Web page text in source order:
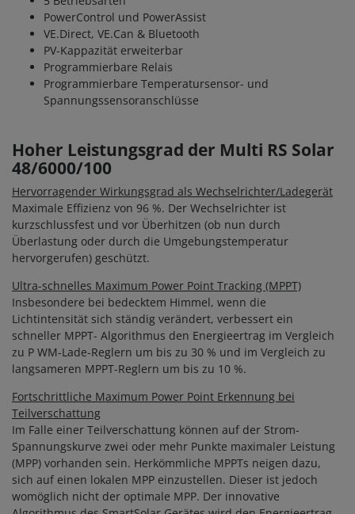
PowerControl und PowerAssist
VE.Direct, VE.Can & Bluetooth
PV-Kappazität erweiterbar
Programmierbare Relais
Programmierbare Temperatursensor- und
Spannungssensoranschlüsse
Hoher Leistungsgrad der Multi RS Solar
48/6000/100
Hervorragender Wirkungsgrad als Wechselrichter/Ladegerät
Maximale Effizienz von 96 %. Der Wechselrichter ist
kurzschlussfest und vor Überhitzen (ob nun durch
Überlastung oder durch die Umgebungstemperatur
hervorgerufen) geschützt.
Ultra-schnelles Maximum Power Point Tracking (MPPT)
Insbesondere bei bedecktem Himmel, wenn die
Lichtintensität sich ständig verändert, verbessert ein
schneller MPPT- Algorithmus den Energieertrag im Vergleich
zu P WM-Lade-Reglern um bis zu 30 % und im Vergleich zu
langsameren MPPT-Reglern um bis zu 10 %.
Fortschrittliche Maximum Power Point Erkennung bei
Teilverschattung
Im Falle einer Teilverschattung können auf der Strom-
Spannungskurve zwei oder mehr Punkte maximaler Leistung
(MPP) vorhanden sein. Herkömmliche MPPTs neigen dazu,
sich auf einen lokalen MPP einzustellen. Dieser ist jedoch
womöglich nicht der optimale MPP. Der innovative